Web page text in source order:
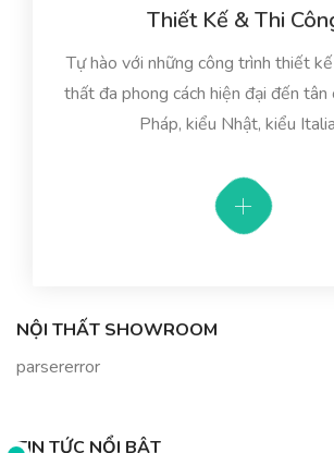
Thiết Kế & Thi
Tự hào với những công trình thiết
thất đa phong cách hiện đại đến tân
Pháp, kiểu Nhật, kiểu
NỘI THẤT SHOWROOM
parsererror
TIN TỨC NỔI BẬT